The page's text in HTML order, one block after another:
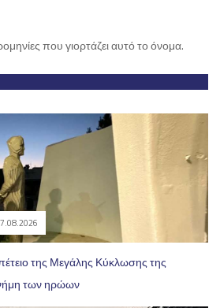
που γιορτάζει αυτό το όνομα.
της Μεγάλης Κύκλωσης της
των ηρώων